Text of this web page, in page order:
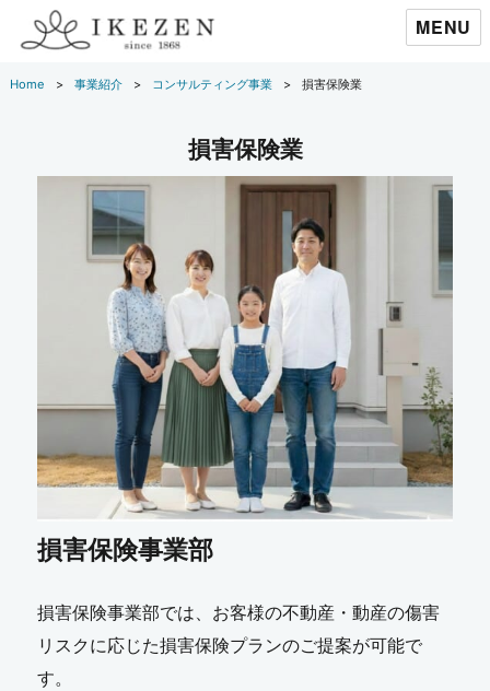
MENU
Home 事業紹介 コンサルティング事業 損害保険業
損害保険業
損害保険事業部
損害保険事業部では、お客様の不動産・動産の傷害
リスクに応じた損害保険プランのご提案が可能で
す。